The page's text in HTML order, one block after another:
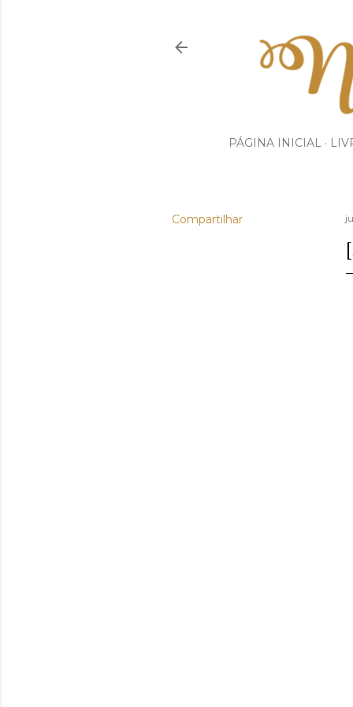
PÁGINA INICIAL
Compartilhar